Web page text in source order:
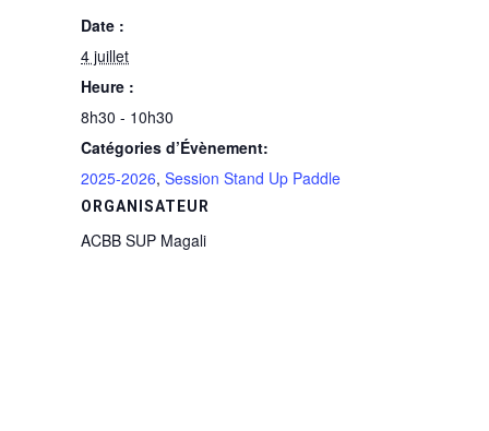
Date :
4 juillet
Heure :
8h30 - 10h30
Catégories d’Évènement:
2025-2026, Session Stand Up Paddle
ORGANISATEUR
ACBB SUP Magali